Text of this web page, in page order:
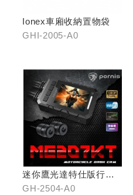
Ionex車廂收納置物袋
GHI-2005-A0
迷你鷹光達特仕版行車
記錄器
GH-2504-A0